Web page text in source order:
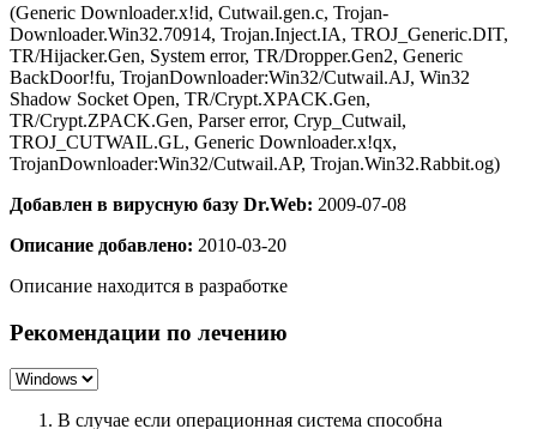
(Generic Downloader.x!id, Cutwail.gen.c, Trojan-
Downloader.Win32.70914, Trojan.Inject.IA, TROJ_Generic.DIT,
TR/Hijacker.Gen, System error, TR/Dropper.Gen2, Generic
BackDoor!fu, TrojanDownloader:Win32/Cutwail.AJ, Win32
Shadow Socket Open, TR/Crypt.XPACK.Gen,
TR/Crypt.ZPACK.Gen, Parser error, Cryp_Cutwail,
TROJ_CUTWAIL.GL, Generic Downloader.x!qx,
TrojanDownloader:Win32/Cutwail.AP, Trojan.Win32.Rabbit.og)
Добавлен в вирусную базу Dr.Web: 2009-07-08
Описание добавлено: 2010-03-20
Описание находится в разработке
Рекомендации по лечению
В случае если операционная система способна